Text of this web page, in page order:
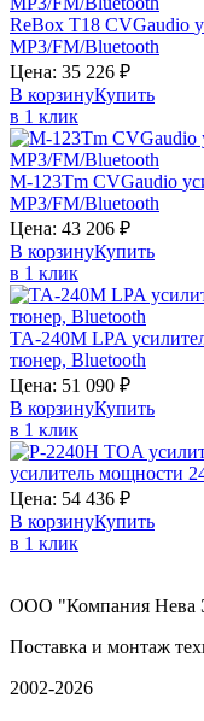
ReBox T18 CVGaudio
MP3/FM/Bluetooth
Цена: 35 226 ₽
В корзинуКупить
в 1 клик
M-123Tm CVGaudio
MP3/FM/Bluetooth
Цена: 43 206 ₽
В корзинуКупить
в 1 клик
TA-240M LPA
тюнер, Bluetooth
Цена: 51 090 ₽
В корзинуКупить
в 1 клик
усилитель мощности
Цена: 54 436 ₽
В корзинуКупить
в 1 клик
ООО "Компания Нева
Поставка и монтаж
2002-2026